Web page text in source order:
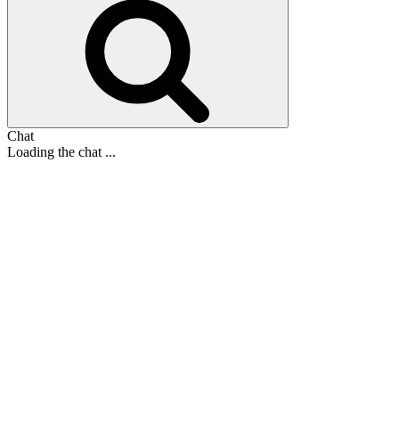
Chat
Loading the chat ...